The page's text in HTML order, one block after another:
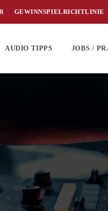
GEWINNSPIELRICHTLINIE
AUDIO TIPPS JOBS /